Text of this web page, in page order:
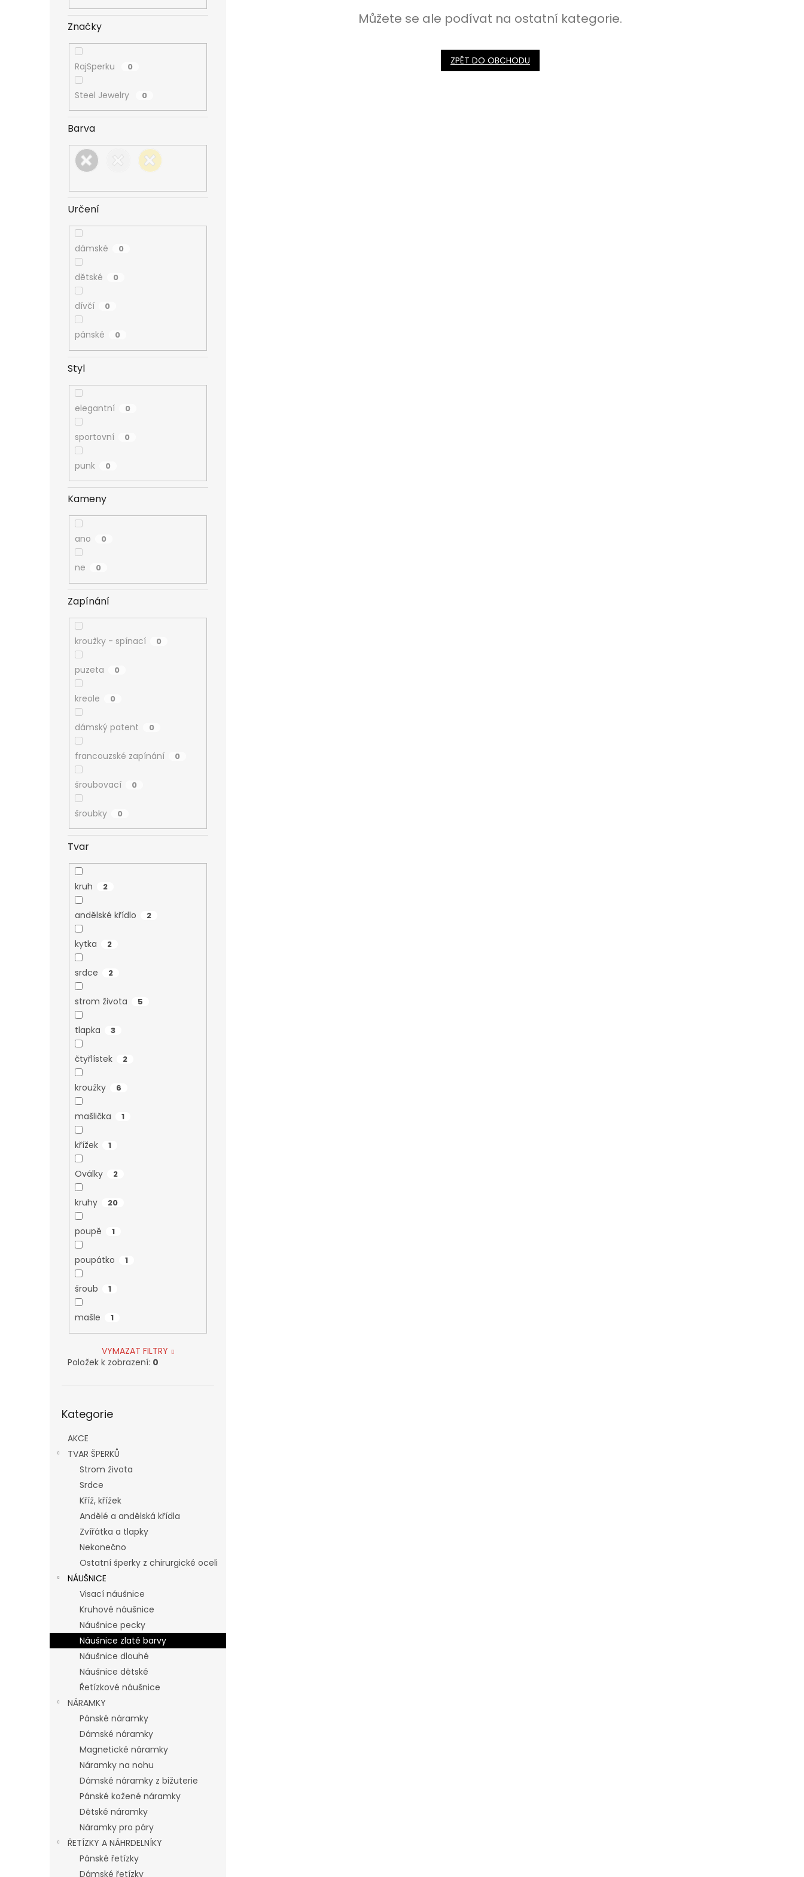
Značky
RajSperku 0
Steel Jewelry 0
Barva
Určení
dámské 0
dětské 0
dívčí 0
pánské 0
Styl
elegantní 0
sportovní 0
punk 0
Kameny
ano 0
ne 0
Zapínání
kroužky - spínací 0
puzeta 0
kreole 0
dámský patent 0
francouzské zapínání 0
šroubovací 0
šroubky 0
Tvar
kruh 2
andělské křídlo 2
kytka 2
srdce 2
strom života 5
tlapka 3
čtyřlístek 2
kroužky 6
mašlička 1
křížek 1
Oválky 2
kruhy 20
poupě 1
poupátko 1
šroub 1
mašle 1
VYMAZAT FILTRY
Položek k zobrazení: 0
kategorie
Kategorie
AKCE
TVAR ŠPERKŮ
Strom života
Srdce
Kříž, křížek
Andělé a andělská křídla
Zvířátka a tlapky
Nekonečno
Ostatní šperky z chirurgické oceli
NÁUŠNICE
Visací náušnice
Kruhové náušnice
Náušnice pecky
Náušnice zlaté barvy
Náušnice dlouhé
Náušnice dětské
Řetízkové náušnice
NÁRAMKY
Pánské náramky
Dámské náramky
Magnetické náramky
Náramky na nohu
Dámské náramky z bižuterie
Pánské kožené náramky
Dětské náramky
Náramky pro páry
ŘETÍZKY A NÁHRDELNÍKY
Pánské řetízky
Dámské řetízky
Můžete se ale podívat na ostatní kategorie.
ZPĚT DO OBCHODU